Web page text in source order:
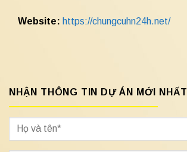
Website: https://chungcuhn24h.net/
NHẬN THÔNG TIN DỰ ÁN MỚI NHẤT